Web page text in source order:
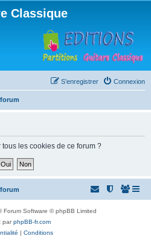
Classique
Connexion
S’enregistrer
les cookies de ce forum ?
Forum Software © phpBB Limited
parphpBB-fr.com
| Conditions